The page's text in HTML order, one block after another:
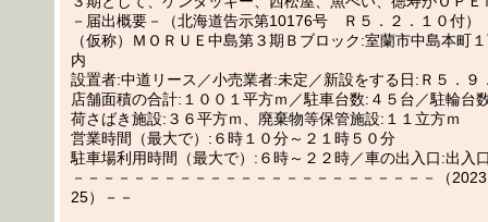
－届出概要－（北海道告示第10176号 Ｒ５．２．１０付）
（仮称）ＭＯＲＵＥ中島第３期Ｂブロック:室蘭市中島本町
内
設置者:中道リース／小売業者:未定／新設をする日:Ｒ５．９
店舗面積の合計:１００１平方ｍ／駐車台数:４５台／駐輪台
荷さばき施設:３６平方ｍ、廃棄物等保管施設:１１立方ｍ
営業時間（最大で）:６時１０分～２１時５０分
駐車場利用時間（最大で）:６時～２２時／車の出入口:出入
－－－－－－－－－－－－－－－－－－－－－－－－（
25）－－